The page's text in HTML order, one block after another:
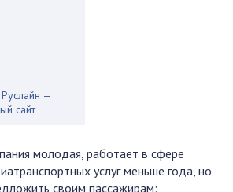
—
сайт
молодая, работает в сфере
услуг меньше года, но
своим пассажирам: